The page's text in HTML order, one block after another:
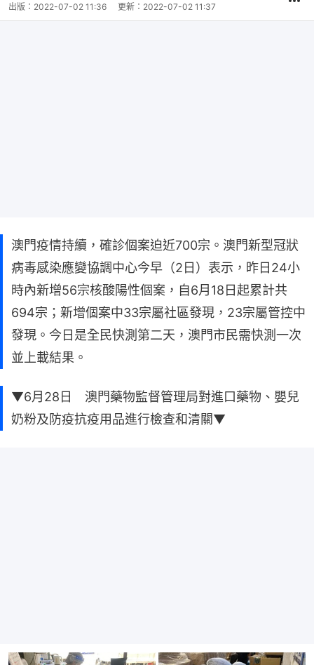
出版： 2022-07-02 11:36 更新： 2022-07-02 11:37
澳門疫情持續，確診個案迫近700宗。澳門新型冠狀
病毒感染應變協調中心今早（2日）表示，昨日24小
時內新增56宗核酸陽性個案，自6月18日起累計共
694宗；新增個案中33宗屬社區發現，23宗屬管控中
發現。今日是全民快測第二天，澳門市民需快測一次
並上載結果。
▼6月28日 澳門藥物監督管理局對進口藥物、嬰兒
奶粉及防疫抗疫用品進行檢查和清關▼